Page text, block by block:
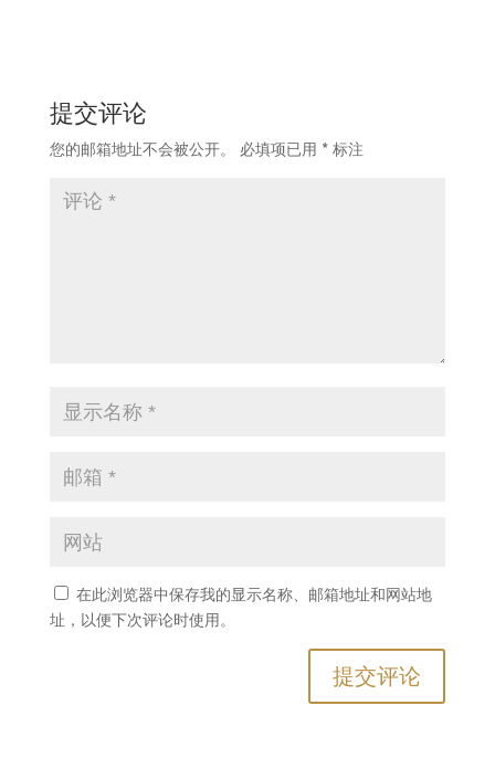
提交评论
您的邮箱地址不会被公开。 必填项已用 *标注
在此浏览器中保存我的显示名称、邮箱地址和网站地
址，以便下次评论时使用。